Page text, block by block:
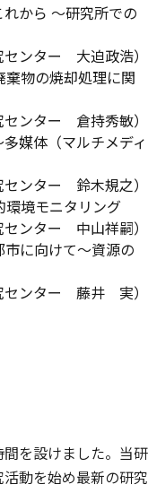
から ～研究所での
センター 大迫政浩）
物の焼却処理に関
センター 倉持秀敏）
媒体（マルチメディ
センター 鈴木規之）
境モニタリング
センター 中山祥嗣）
に向けて～資源の
センター 藤井 実）
を設けました。当研
動を始め最新の研究